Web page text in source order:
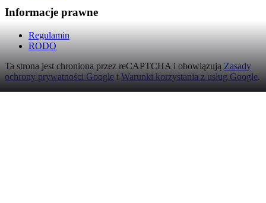
Informacje prawne
Regulamin
RODO
Ta strona jest chroniona przez reCAPTCHA i obowiązują Zasady
ochrony prywatności Google i Warunki korzystania z usług Google.